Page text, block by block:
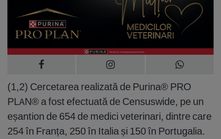
(1,2) Cercetarea realizată de Purina® PRO
PLAN® a fost efectuată de Censuswide, pe un
eșantion de 654 de medici veterinari, dintre care
254 în Franța, 250 în Italia și 150 în Portugalia.